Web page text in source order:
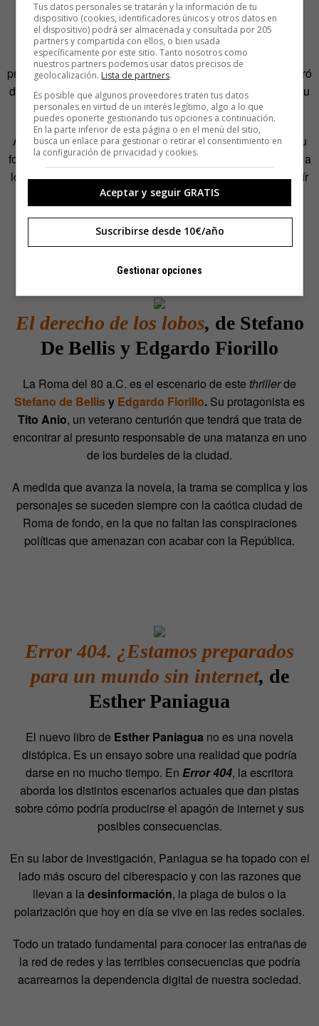
Lo hace narrando su experiencia en los campos de
concentración a los que fue llevado en 1938 por su
condición de judío. El ser ingeniero le concedió algunos
privilegios durante su etapa como prisionero, pero no le libró
de otras muchas penalidades, entre ellas las de perder a su
familia y amigos.
A partir de su dura experiencia, Eddie Jaku decidió que su
forma de superar todo aquello y, de paso, rendir homenaje a
los que no pudieron sobrevivir a esa pesadilla sería sonreír
todos los días. Y así lo siguió haciendo hasta su reciente
El derecho de los lobos, de Stefano
De Bellis y Edgardo Fiorillo
La Roma del 80 a.C. es el escenario de este thrillerde
Stefano de Bellisy Edgardo Fiorillo. Su protagonista es
Tito Anio, un veterano centurión que tendrá que trata de
encontrar al presunto responsable de una matanza en uno
de los burdeles de la ciudad.
A medida que avanza la novela, la trama se complica y los
personajes se suceden siempre con la caótica ciudad de
Roma de fondo, en la que no faltan las conspiraciones
políticas que amenazan con acabar con la República.
Error 404. ¿Estamos preparados
para un mundo sin internet, de
Esther Paniagua
El nuevo libro de Esther Paniagua no es una novela
distópica. Es un ensayo sobre una realidad que podría
darse en no mucho tiempo. En Error 404, la escritora
aborda los distintos escenarios actuales que dan pistas
sobre cómo podría producirse el apagón de internet y sus
posibles consecuencias.
En su labor de investigación, Paniagua se ha topado con el
lado más oscuro del ciberespacio y con las razones que
llevan a ladesinformación, la plaga de bulos o la
polarización que hoy en día se vive en las redes sociales.
Todo un tratado fundamental para conocer las entrañas de
la red de redes y las terribles consecuencias que podría
acarrearnos la dependencia digital de nuestra sociedad.
Tus datos personales se tratarán y la información de tu
dispositivo (cookies, identificadores únicos y otros datos en
el dispositivo) podrá ser almacenada y consultada por 205
partners y compartida con ellos, o bien usada
específicamente por este sitio. Tanto nosotros como
nuestros partners podemos usar datos precisos de
geolocalización. Lista de partners.
Es posible que algunos proveedores traten tus datos
personales en virtud de un interés legítimo, algo a lo que
puedes oponerte gestionando tus opciones a continuación.
En la parte inferior de esta página o en el menú del sitio,
busca un enlace para gestionar o retirar el consentimiento en
la configuración de privacidad y cookies.
Aceptar y seguir GRATIS
Suscribirse desde 10€/año
Gestionar opciones